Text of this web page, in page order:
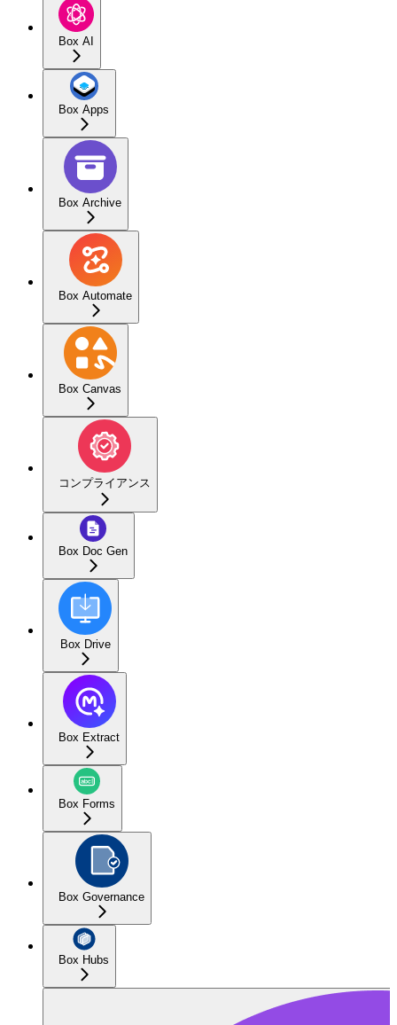
Box AI
Box Apps
Box Archive
Box Automate
Box Canvas
コンプライアンス
Box Doc Gen
Box Drive
Box Extract
Box Forms
Box Governance
Box Hubs